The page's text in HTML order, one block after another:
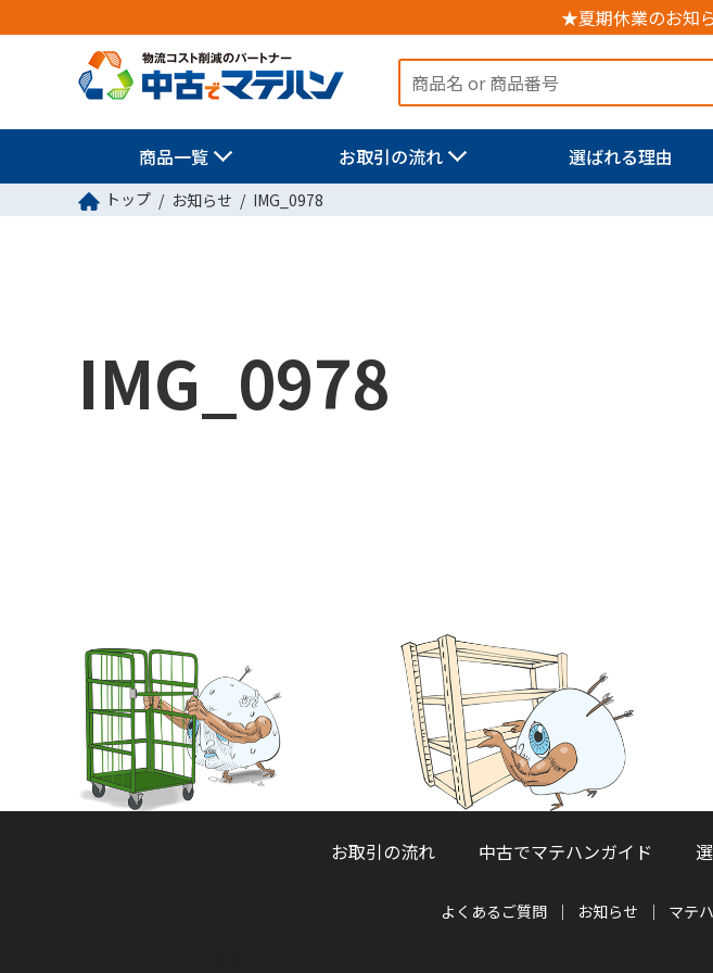
★夏期休業のお知
商品一覧 お取引の流れ 選ばれる理由
トップ お知らせ IMG_0978
IMG_0978
お取引の流れ 中古でマテハンガイド
よくあるご質問 お知らせ マテ